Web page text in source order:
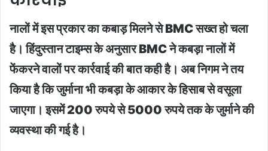
नालों में इस प्रकार का कबाड़ मिलने से BMC सख्त हो चला
है। हिंदुस्तान टाइम्स के अनुसार BMC ने कबड़ा नालों में
फेंकरने वालों पर कार्रवाई की बात कही है। अब निगम ने तय
किया है कि जुर्माना भी कबड़ा के आकार के हिसाब से वसूला
जाएगा। इसमें 200 रुपये से 5000 रुपये तक के जुर्माने की
व्यवस्था की गई है।